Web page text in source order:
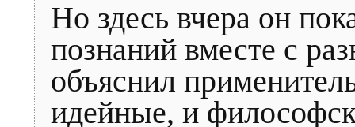
Но здесь вчера он
познаний вместе с
объяснил
идейные, и